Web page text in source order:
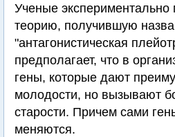
Ученые экспериментально
теорию, получившую
"антагонистическая
предполагает, что в
гены, которые дают
молодости, но вызывают
старости. Причем сами
меняются.